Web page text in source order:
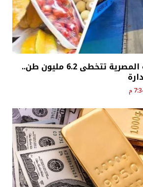
الصادرات الزراعية المصرية تتخطى 6.2 مليون طن..